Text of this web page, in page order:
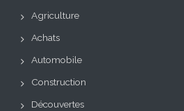
Agriculture
Achats
Automobile
Construction
Découvertes